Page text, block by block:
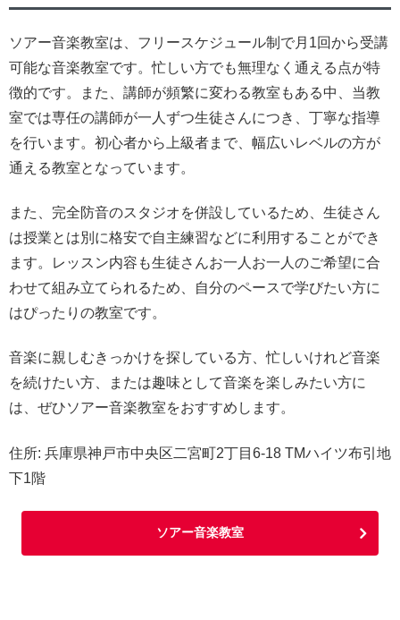
ソアー音楽教室は、フリースケジュール制で月1回から受講
可能な音楽教室です。忙しい方でも無理なく通える点が特
徴的です。また、講師が頻繁に変わる教室もある中、当教
室では専任の講師が一人ずつ生徒さんにつき、丁寧な指導
を行います。初心者から上級者まで、幅広いレベルの方が
通える教室となっています。
また、完全防音のスタジオを併設しているため、生徒さん
は授業とは別に格安で自主練習などに利用することができ
ます。レッスン内容も生徒さんお一人お一人のご希望に合
わせて組み立てられるため、自分のペースで学びたい方に
はぴったりの教室です。
音楽に親しむきっかけを探している方、忙しいけれど音楽
を続けたい方、または趣味として音楽を楽しみたい方に
は、ぜひソアー音楽教室をおすすめします。
住所: 兵庫県神戸市中央区二宮町2丁目6-18 TMハイツ布引地
下1階
ソアー音楽教室